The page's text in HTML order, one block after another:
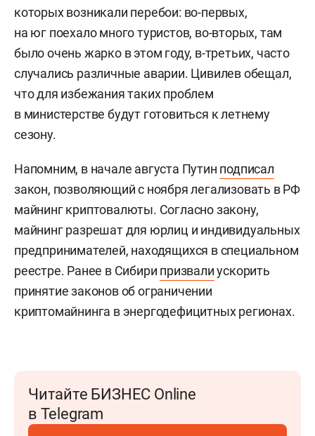
которых возникали перебои: во-первых,
на юг поехало много туристов, во-вторых, там
было очень жарко в этом году, в-третьих, часто
случались различные аварии. Цивилев обещал,
что для избежания таких проблем
в министерстве будут готовиться к летнему
сезону.
Напомним, в начале августа Путин подписал
закон, позволяющий с ноября легализовать в РФ
майнинг криптовалюты. Согласно закону,
майнинг разрешат для юрлиц и индивидуальных
предпринимателей, находящихся в специальном
реестре. Ранее в Сибири призвалиускорить
принятие законов об ограничении
криптомайнинга в энергодефицитных регионах.
Читайте БИЗНЕС Online
в Telegram